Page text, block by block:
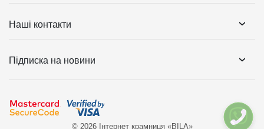
Наші контакти
Підписка на новини
© 2026 Інтернет крамниця «BILA»